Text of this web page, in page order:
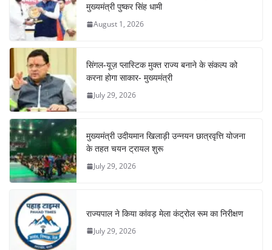
मुख्यमंत्री पुष्कर सिंह धामी
August 1, 2026
सिंगल-यूज़ प्लास्टिक मुक्त राज्य बनाने के संकल्प को
करना होगा साकार- मुख्यमंत्री
July 29, 2026
मुख्यमंत्री उदीयमान खिलाड़ी उन्नयन छात्रवृत्ति योजना
के तहत चयन ट्रायल शुरू
July 29, 2026
राज्यपाल ने किया कांवड़ मेला कंट्रोल रूम का निरीक्षण
July 29, 2026